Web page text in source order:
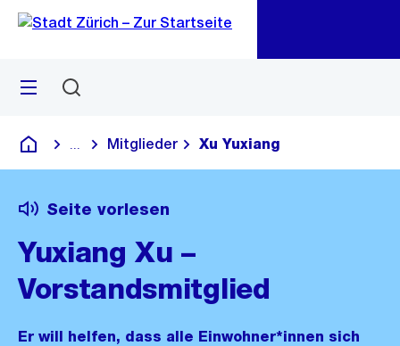
Navigation
Sprunglink
Menü
Deutsch
Blende alle Breadcrumbs ein
Mitglieder Xu Yuxiang
Seite vorlesen
Yuxiang Xu –
Vorstandsmitglied
Er will helfen, dass alle Einwohner*innen sich